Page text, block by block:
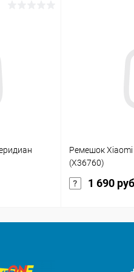
Ремешок Xiaomi
(X36760)
1 690